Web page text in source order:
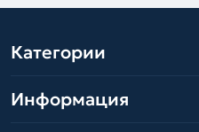
Категории
Информация